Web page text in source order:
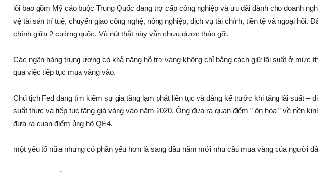
lõi bao gồm Mỹ cáo buộc Trung Quốc đang trợ cấp công nghiệp và ưu đãi dành cho doanh
vệ tài sản trí tuệ, chuyển giao công nghệ, nông nghiệp, dịch vụ tài chính, tiền tệ và ngoại hối.
chính giữa 2 cường quốc. Và nút thắt này vẫn chưa được tháo gỡ.
Các ngân hàng trung ương có khả năng hỗ trợ vàng không chỉ bằng cách giữ lãi suất ở mức
qua việc tiếp tục mua vàng vào.
Chủ tịch Fed đang tìm kiếm sự gia tăng lạm phát liên tục và đáng kể trước khi tăng lãi suất –
suất thực và tiếp tục tăng giá vàng vào năm 2020. Ông đưa ra quan điểm ” ôn hòa ” về nền
đưa ra quan điểm ủng hộ QE4.
một yếu tố nữa nhưng có phần yếu hơn là sang đầu năm mới nhu cầu mua vàng của người